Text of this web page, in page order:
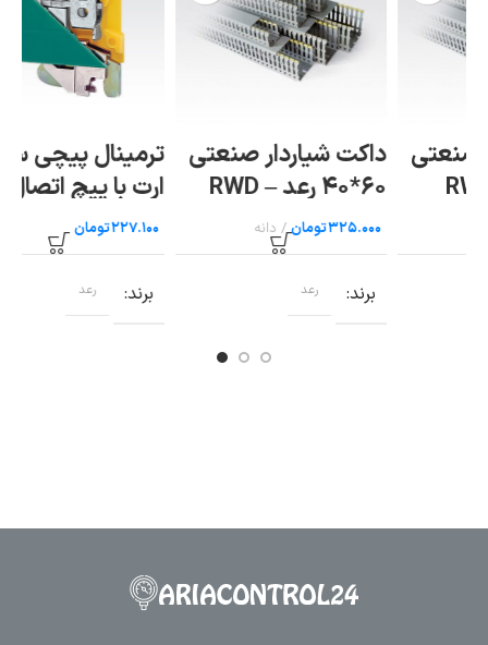
داکت شیاردار صنعتی
۶۰*۴۰ رعد – RWD
تومان
ترمینال پیچی سری
ارت با پیچ اتصال به
ریل سایز ۶ رعد
تومان
رعد